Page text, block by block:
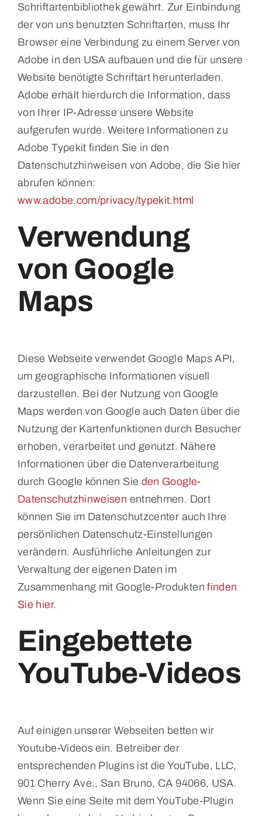
Schriftartenbibliothek gewährt. Zur Einbindung
der von uns benutzten Schriftarten, muss Ihr
Browser eine Verbindung zu einem Server von
Adobe in den USA aufbauen und die für unsere
Website benötigte Schriftart herunterladen.
Adobe erhält hierdurch die Information, dass
von Ihrer IP-Adresse unsere Website
aufgerufen wurde. Weitere Informationen zu
Adobe Typekit finden Sie in den
Datenschutzhinweisen von Adobe, die Sie hier
abrufen können:
www.adobe.com/privacy/typekit.html
Verwendung
von Google
Maps
Diese Webseite verwendet Google Maps API,
um geographische Informationen visuell
darzustellen. Bei der Nutzung von Google
Maps werden von Google auch Daten über die
Nutzung der Kartenfunktionen durch Besucher
erhoben, verarbeitet und genutzt. Nähere
Informationen über die Datenverarbeitung
durch Google können Sie den Google-
Datenschutzhinweisen entnehmen. Dort
können Sie im Datenschutzcenter auch Ihre
persönlichen Datenschutz-Einstellungen
verändern. Ausführliche Anleitungen zur
Verwaltung der eigenen Daten im
Zusammenhang mit Google-Produkten finden
Sie hier.
Eingebettete
YouTube-Videos
Auf einigen unserer Webseiten betten wir
Youtube-Videos ein. Betreiber der
entsprechenden Plugins ist die YouTube, LLC,
901 Cherry Ave., San Bruno, CA 94066, USA.
Wenn Sie eine Seite mit dem YouTube-Plugin